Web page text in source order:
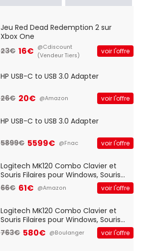
Jeu Red Dead Redemption 2 sur
Xbox One
23€ 16€ @Cdiscount
(Vendeur Tiers)
voir l'offre
HP USB-C to USB 3.0 Adapter
26€ 20€ @Amazon voir l'offre
HP USB-C to USB 3.0 Adapter
5899€ 5599€ @Fnac voir l'offre
Logitech MK120 Combo Clavier et
Souris Filaires pour Windows, Souris
Optique Filaire, Connexion USB Plug
And Play, Confortable, Taille
QWERTY UK - Noir
66€ 61€ @Amazon voir l'offre
Logitech MK120 Combo Clavier et
Souris Filaires pour Windows, Souris
Optique Filaire, Connexion USB Plug
And Play, Confortable, Taille
763€ 580€ @Boulanger voir l'offre